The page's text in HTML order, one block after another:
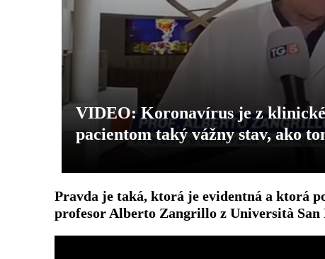
VIDEO: Koronavírus je z
pacientom taký vážny stav, ako
Pravda je taká, ktorá je evidentná a ktorá
profesor Alberto Zangrillo z Università San